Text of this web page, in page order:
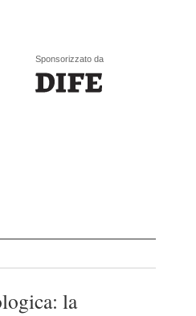
Sponsorizzato da
la